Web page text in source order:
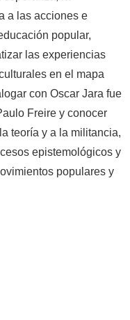
a las acciones e
popular,
las experiencias
en el mapa
con Oscar Jara fue
Freire y conocer
teoría y a la militancia,
epistemológicos y
populares y